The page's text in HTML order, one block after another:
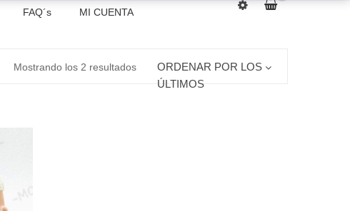
FAQ´s MI CUENTA
Mostrando los 2 resultadosOrdenadoORDENAR POR LOS
ÚLTIMOS